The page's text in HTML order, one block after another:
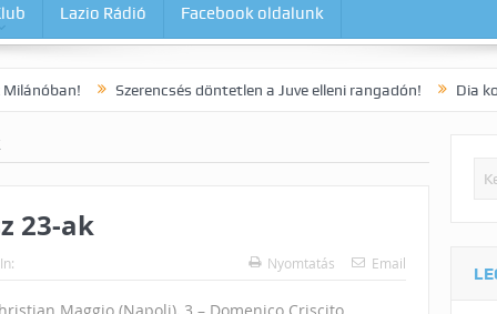
Lazio Rádió Facebook oldalunk
Szerencsés döntetlen a Juve elleni rangadón! Dia korai gólja 3
23-ak
In: Nyomtatás Email